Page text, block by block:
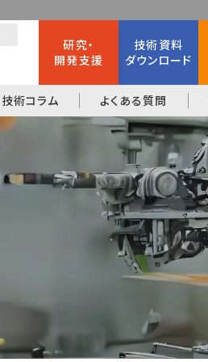
研究・
開発支援
技術資料
ダウンロード
技術コラム よくある質問